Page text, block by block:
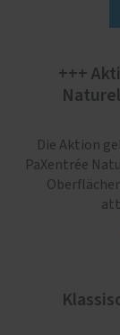
+++
Die Aktion
PaXentrée